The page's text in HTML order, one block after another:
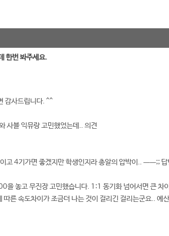
한번 봐주세요.
사드립니다. ^^
블 익뮤랑 고민했었는데.. 의견
4기가면 좋겠지만 학생인지라 총알의 압박이.. ㅡㅡ;; 답
놓고 무진장 고민했습니다. 1:1 동기화 넘어서면 큰 차
른 속도차이가 조금더 나는 것이 걸리긴 걸리는군요..